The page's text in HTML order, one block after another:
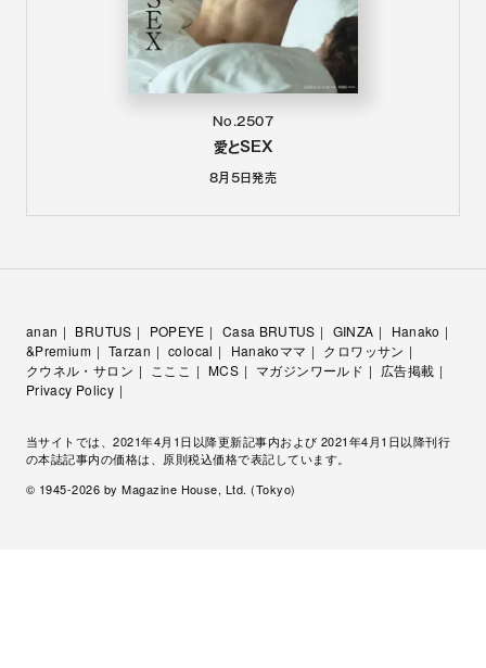
No.2507
愛とSEX
8月5日発売
anan BRUTUS POPEYE Casa BRUTUS GINZA
Hanako
&Premium
Tarzan colocal Hanakoママ
クロワッサン
クウネル・サロン
こここ MCS マガジンワールド
広告掲載
Privacy Policy
当サイトでは、2021年4月1日以降更新記事内および 2021年4月1日以降刊行
の本誌記事内の価格は、原則税込価格で表記しています。
© 1945-2026 by Magazine House, Ltd. (Tokyo)